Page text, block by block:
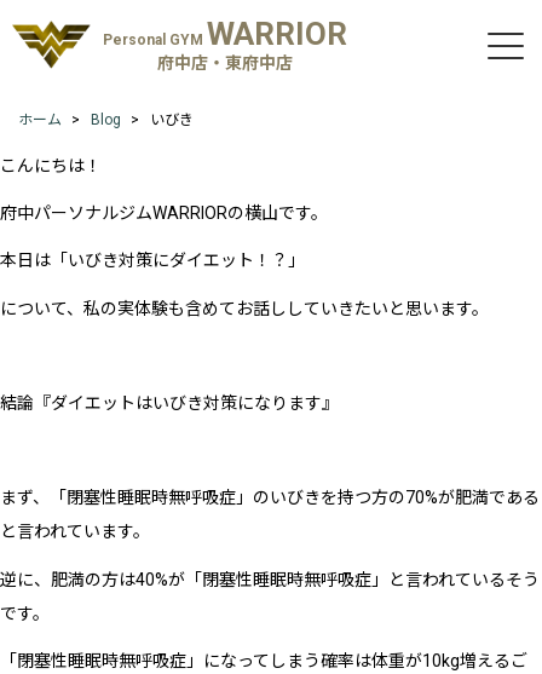
Personal GYM WARRIOR
府中店・東府中店
ホーム Blog いびき
こんにちは！
府中パーソナルジムWARRIORの横山です。
本日は「いびき対策にダイエット！？」
について、私の実体験も含めてお話ししていきたいと思います。
結論『ダイエットはいびき対策になります』
まず、「閉塞性睡眠時無呼吸症」のいびきを持つ方の70%が肥満である
と言われています。
逆に、肥満の方は40%が「閉塞性睡眠時無呼吸症」と言われているそう
です。
「閉塞性睡眠時無呼吸症」になってしまう確率は体重が10kg増えるご